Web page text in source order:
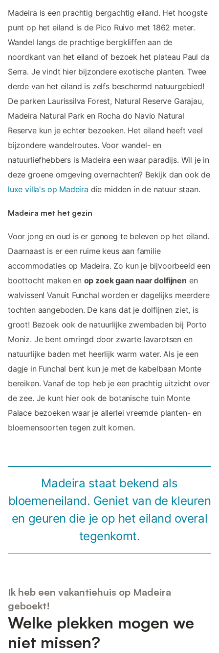
Madeira is een prachtig bergachtig eiland. Het hoogste
punt op het eiland is de Pico Ruivo met 1862 meter.
Wandel langs de prachtige bergkliffen aan de
noordkant van het eiland of bezoek het plateau Paul da
Serra. Je vindt hier bijzondere exotische planten. Twee
derde van het eiland is zelfs beschermd natuurgebied!
De parken Laurissilva Forest, Natural Reserve Garajau,
Madeira Natural Park en Rocha do Navio Natural
Reserve kun je echter bezoeken. Het eiland heeft veel
bijzondere wandelroutes. Voor wandel- en
natuurliefhebbers is Madeira een waar paradijs. Wil je in
deze groene omgeving overnachten? Bekijk dan ook de
luxe villa's op Madeira die midden in de natuur staan.
Madeira met het gezin
Voor jong en oud is er genoeg te beleven op het eiland.
Daarnaast is er een ruime keus aan familie
accommodaties op Madeira. Zo kun je bijvoorbeeld een
boottocht maken en op zoek gaan naar dolfijnen en
walvissen! Vanuit Funchal worden er dagelijks meerdere
tochten aangeboden. De kans dat je dolfijnen ziet, is
groot! Bezoek ook de natuurlijke zwembaden bij Porto
Moniz. Je bent omringd door zwarte lavarotsen en
natuurlijke baden met heerlijk warm water. Als je een
dagje in Funchal bent kun je met de kabelbaan Monte
bereiken. Vanaf de top heb je een prachtig uitzicht over
de zee. Je kunt hier ook de botanische tuin Monte
Palace bezoeken waar je allerlei vreemde planten- en
bloemensoorten tegen zult komen.
Madeira staat bekend als
bloemeneiland. Geniet van de kleuren
en geuren die je op het eiland overal
tegenkomt.
Ik heb een vakantiehuis op Madeira
geboekt!
Welke plekken mogen we
niet missen?